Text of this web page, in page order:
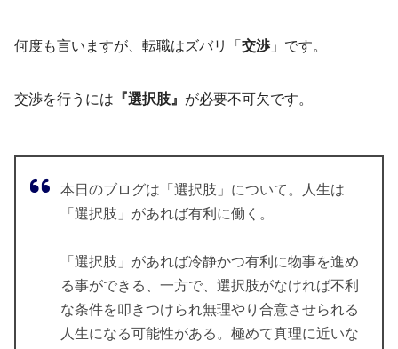
何度も言いますが、転職はズバリ「 交渉」です。
交渉を行うには 『選択肢』 が必要不可欠です。
本日のブログは「選択肢」について。人生は
「選択肢」があれば有利に働く。
「選択肢」があれば冷静かつ有利に物事を進め
る事ができる、一方で、選択肢がなければ不利
な条件を叩きつけられ無理やり合意させられる
人生になる可能性がある。極めて真理に近いな